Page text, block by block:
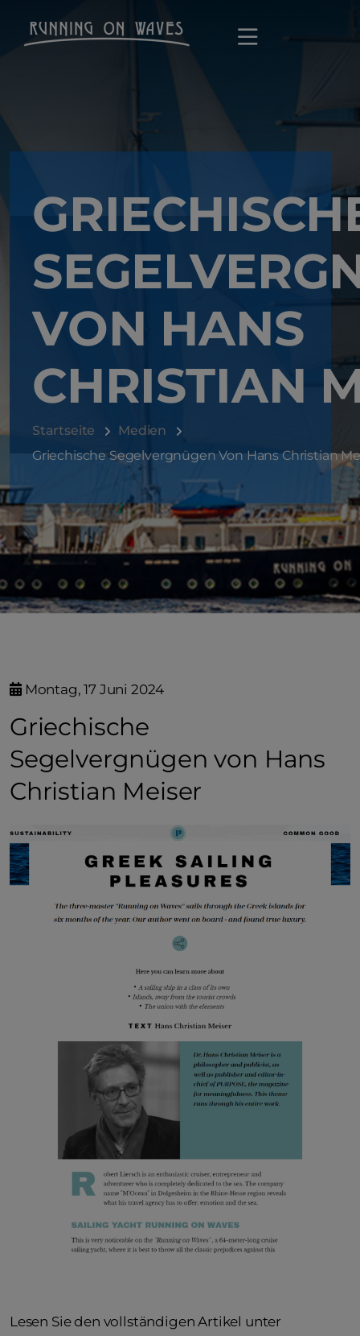
VON HANS
CHRISTIAN
Startseite
Medien
Griechische Segelvergnügen Von Hans Christian
Montag, 17 Juni 2024
Griechische
Segelvergnügen von Hans
Christian Meiser
Lesen Sie den vollständigen Artikel unter